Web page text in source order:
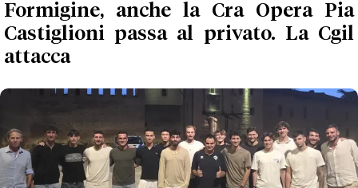
Formigine, anche la Cra Opera Pia
Castiglioni passa al privato. La Cgil
attacca